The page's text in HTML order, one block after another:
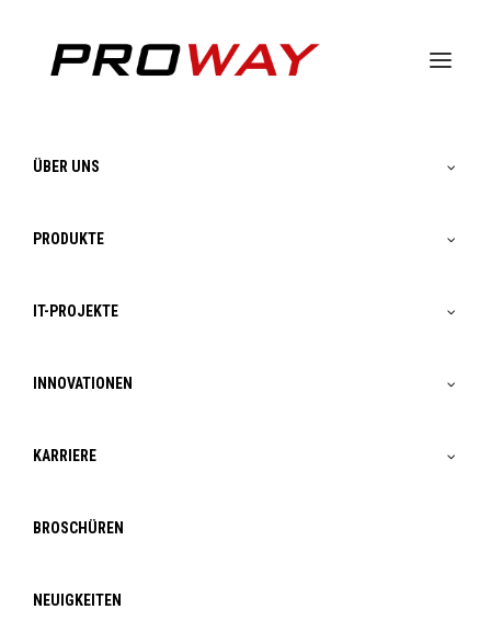
ÜBER UNS
PRODUKTE
IT-PROJEKTE
INNOVATIONEN
KARRIERE
BROSCHÜREN
NEUIGKEITEN
Sensoren im Proway-
In ein paar Jahren wird unser Proway-
15 verschieden gepflanzten Baumkulturen wie z.
schützen, haben wir unsere Bäume mit Sensoren